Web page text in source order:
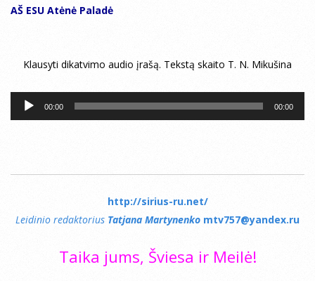
AŠ ESU Atėnė Paladė
Klausyti dikatvimo audio įrašą. Tekstą skaito T. N. Mikušina
Audio
grotuvas
00:00 00:00
http://sirius-ru.net/
Leidinio redaktorius Tatjana Martynenko mtv757@yandex.ru
Taika jums, Šviesa ir Meilė!